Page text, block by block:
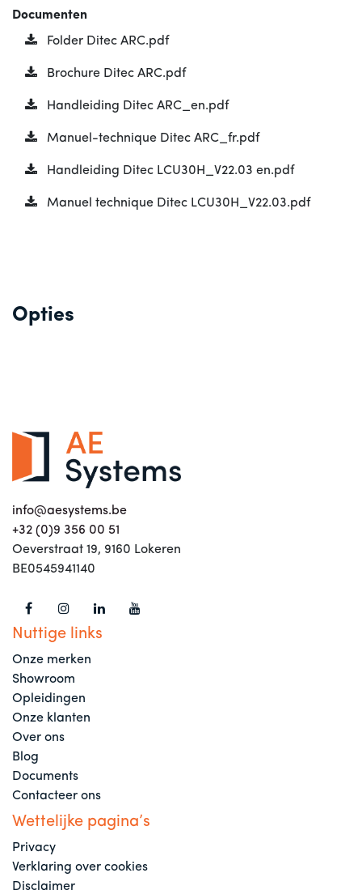
Documenten
Folder Ditec ARC.pdf
Brochure Ditec ARC.pdf
Handleiding Ditec ARC_en.pdf
Manuel-technique Ditec ARC_fr.pdf
Handleiding Ditec LCU30H_V22.03 en.pdf
Manuel technique Ditec LCU30H_V22.03.pdf
Opties
info@aesystems.be
+32 (0)9 356 00 51
Oeverstraat 19, 9160 Lokeren
BE0545941140
Nuttige links
Onze merken
Showroom
Opleidingen
Onze klanten
Over ons
Blog
Documents
Contacteer ons
Wettelijke pagina’s
Privacy
Verklaring over cookies
Disclaimer